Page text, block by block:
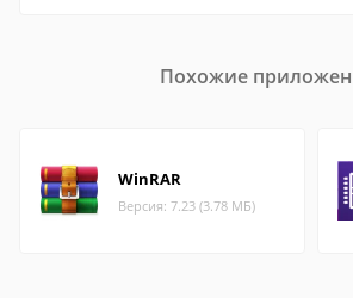
Похожие
WinRAR
Версия: 7.23 (3.78 МБ)